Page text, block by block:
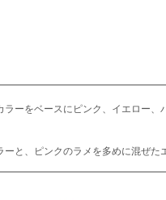
ラーをベースにピンク、イエロー
ーと、ピンクのラメを多めに混ぜた